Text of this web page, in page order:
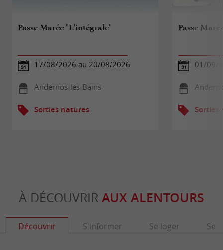
Passe Marée "L'intégrale"
17/08/2026 au 20/08/2026
Andernos-les-Bains
Sorties natures
Passe
01/09/
Sorties
À DÉCOUVRIR AUX ALENTOURS
Découvrir S'informer Se loger Se